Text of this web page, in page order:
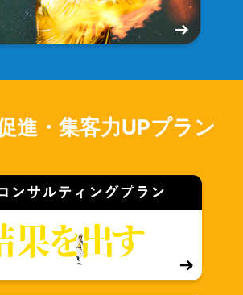
進・集客力UPプラン